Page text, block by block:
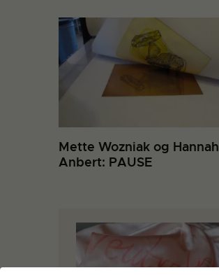
Mette Wozniak og Hannah
Anbert: PAUSE